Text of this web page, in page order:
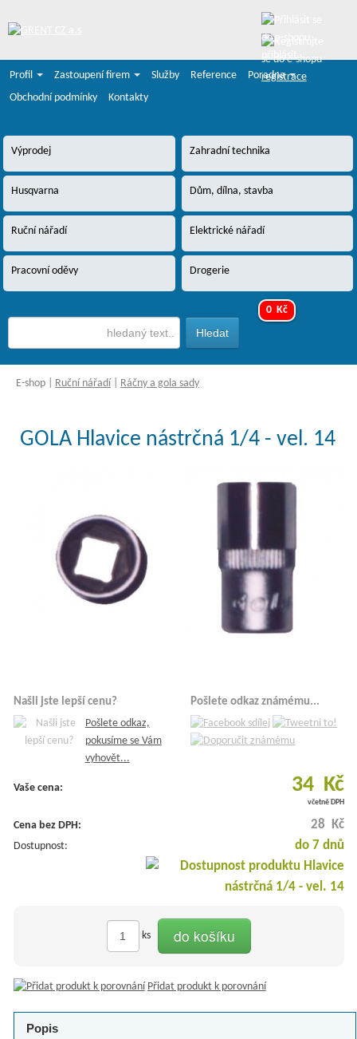
registrace
Profil
Zastoupení firem Služby Reference
Poradna
Obchodní podmínky
Kontakty
Výprodej Zahradní technika
Husqvarna Dům, dílna, stavba
Ruční nářadí Elektrické nářadí
Pracovní oděvy Drogerie
0 Kč
E-shop Ruční nářadí Ráčny a gola sady
GOLA Hlavice nástrčná 1/4 - vel. 14
Našli jste lepší cenu?
Pošlete odkaz,
pokusíme se Vám
vyhovět...
Pošlete odkaz známému...
Vaše cena: 34 Kč
včetně DPH
Cena bez DPH: 28 Kč
Dostupnost: do 7 dnů
ks do košíku
Přidat produkt k porovnání
Popis